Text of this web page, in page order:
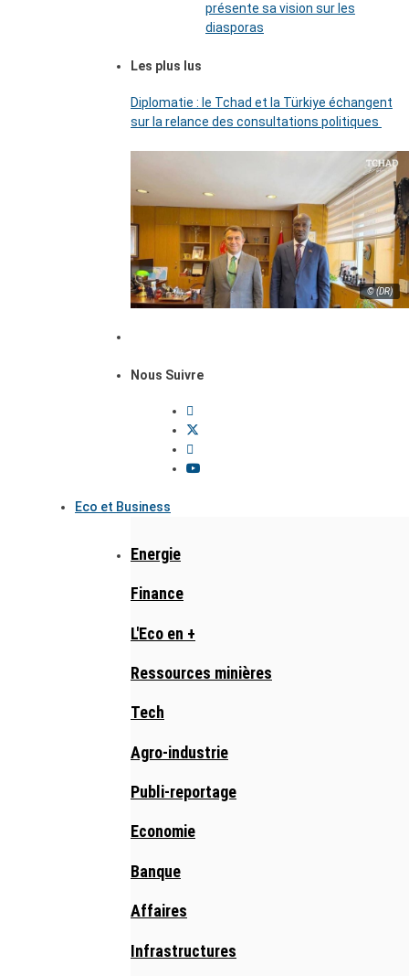
présente sa vision sur les
diasporas
Les plus lus
Diplomatie : le Tchad et la Türkiye échangent
sur la relance des consultations politiques
© (DR)
Nous Suivre
Eco et Business
Energie
Finance
L'Eco en +
Ressources minières
Tech
Agro-industrie
Publi-reportage
Economie
Banque
Affaires
Infrastructures